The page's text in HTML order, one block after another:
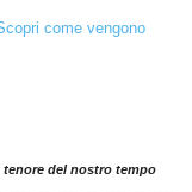
come vengono
del nostro tempo